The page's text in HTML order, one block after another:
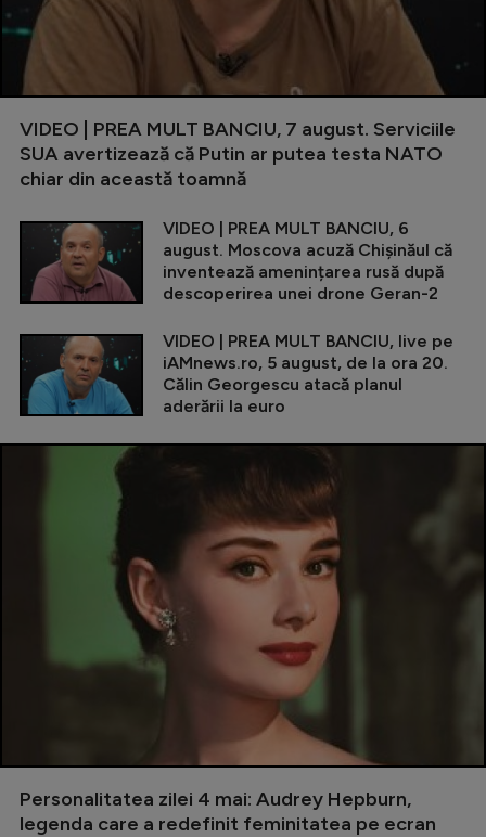
VIDEO | PREA MULT BANCIU, 7 august. Serviciile
SUA avertizează că Putin ar putea testa NATO
chiar din această toamnă
VIDEO | PREA MULT BANCIU, 6
august. Moscova acuză Chișinăul că
inventează amenințarea rusă după
descoperirea unei drone Geran-2
VIDEO | PREA MULT BANCIU, live pe
iAMnews.ro, 5 august, de la ora 20.
Călin Georgescu atacă planul
aderării la euro
Personalitatea zilei 4 mai: Audrey Hepburn,
legenda care a redefinit feminitatea pe ecran